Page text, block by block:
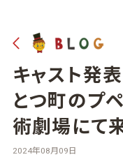
キャスト発
とつ町のプ
術劇場にて
2024年08月09日